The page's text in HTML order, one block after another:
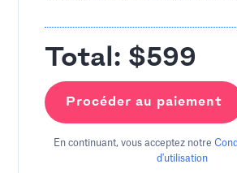
Total: $599
Procéder au paiement
En continuant, vous acceptez notre
d'utilisation